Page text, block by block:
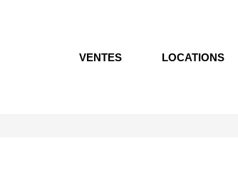
VENTES LOCATIONS